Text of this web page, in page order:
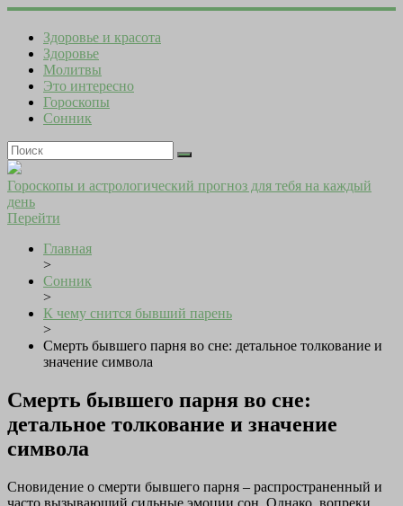
Здоровье и красота
Здоровье
Молитвы
Это интересно
Гороскопы
Сонник
Гороскопы и астрологический прогноз для тебя на каждый
день
Перейти
Главная
>
Сонник
>
К чему снится бывший парень
>
Смерть бывшего парня во сне: детальное толкование и
значение символа
Смерть бывшего парня во сне:
детальное толкование и значение
символа
Сновидение о смерти бывшего парня – распространенный и
часто вызывающий сильные эмоции сон. Однако, вопреки